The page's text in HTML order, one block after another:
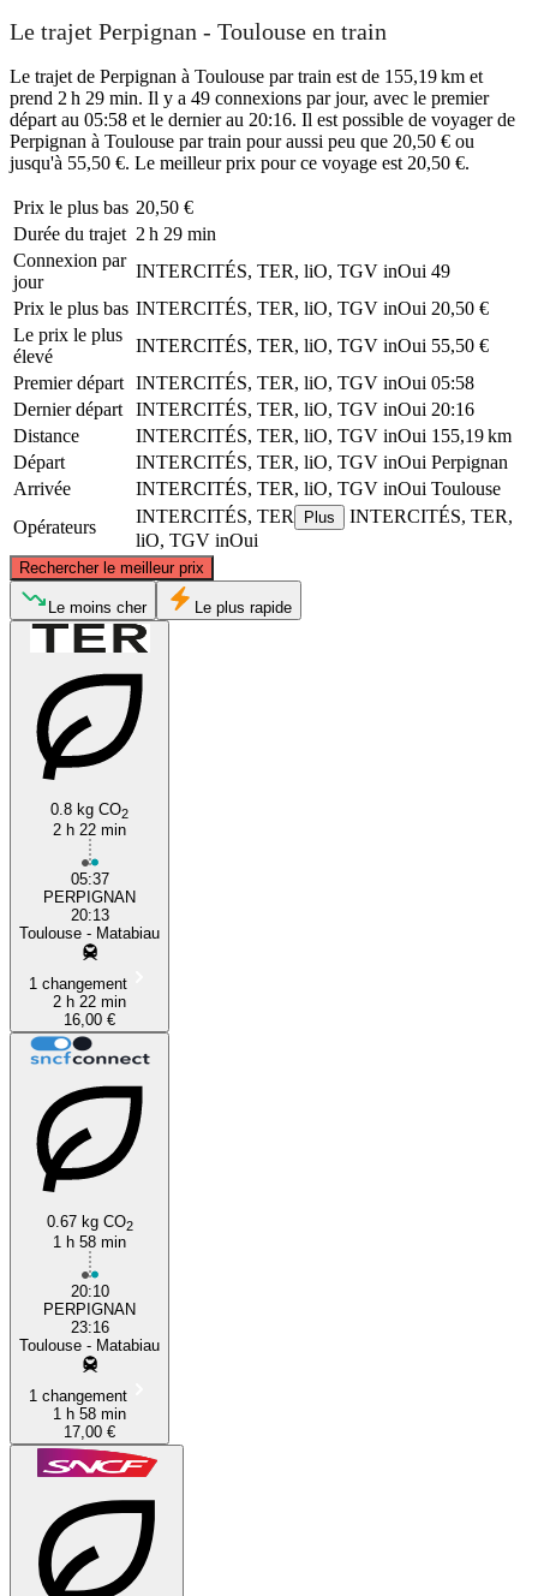
Le trajet Perpignan - Toulouse en train
Le trajet de Perpignan à Toulouse par train est de 155,19 km et
prend 2 h 29 min. Il y a 49 connexions par jour, avec le premier
départ au 05:58 et le dernier au 20:16. Il est possible de voyager de
Perpignan à Toulouse par train pour aussi peu que 20,50 € ou
jusqu'à 55,50 €. Le meilleur prix pour ce voyage est 20,50 €.
Prix ​​le plus bas 20,50 €
Durée du trajet 2 h 29 min
Connexion par
jour
INTERCITÉS, TER, liO, TGV inOui 49
Prix ​​le plus bas INTERCITÉS, TER, liO, TGV inOui 20,50 €
Le prix le plus
élevé
INTERCITÉS, TER, liO, TGV inOui 55,50 €
Premier départ INTERCITÉS, TER, liO, TGV inOui 05:58
Dernier départ
INTERCITÉS, TER, liO, TGV inOui 20:16
Distance
INTERCITÉS, TER, liO, TGV inOui 155,19 km
Départ
INTERCITÉS, TER, liO, TGV inOui Perpignan
Arrivée
INTERCITÉS, TER, liO, TGV inOui Toulouse
Opérateurs
INTERCITÉS, TER Plus
INTERCITÉS, TER,
liO, TGV inOui
Rechercher le meilleur prix
Toulouse
Le moins cher Le plus rapide
0.8 kg CO2
2 h 22 min
05:37
PERPIGNAN
20:13
Toulouse - Matabiau
1 changement
2 h 22 min
16,00 €
0.67 kg CO2
1 h 58 min
20:10
PERPIGNAN
23:16
Toulouse - Matabiau
1 changement
1 h 58 min
17,00 €